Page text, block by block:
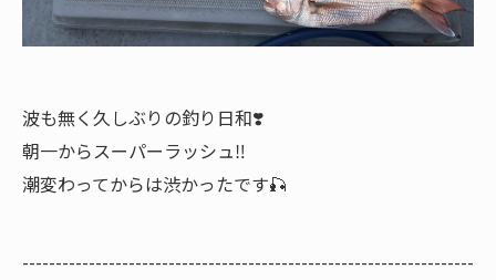
波も無く久しぶりの釣り日和❣️
朝一からスーパーラッシュ‼️
潮変わってからは渋かったです🎣
--------------------------------------------------------------------